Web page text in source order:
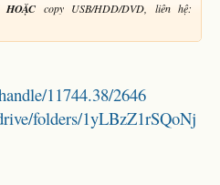
HOẶC copy USB/HDD/DVD, liên hệ:
11744.38/2646
folders/1yLBzZ1rSQoNj